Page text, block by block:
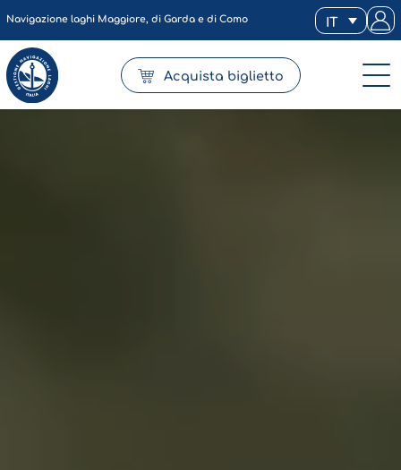
Navigazione laghi Maggiore, di Garda e di Como IT
Acquista biglietto